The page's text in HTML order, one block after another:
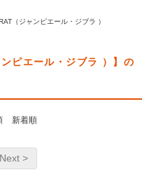
（ジャンピエール・ジブラ ）
ピエール・ジブラ ）】の
新着順
Next >